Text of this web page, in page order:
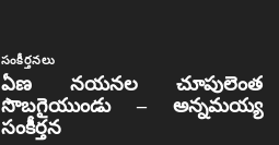
సంకీర్తనలు
ఏణ నయనల చూపులెంత
సొబగైయుండు – అన్నమయ్య
సంకీర్తన